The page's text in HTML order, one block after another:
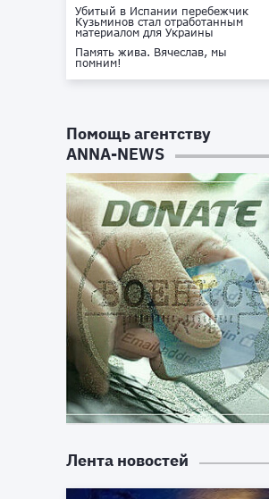
Убитый в Испании перебежчик
Кузьминов стал отработанным
материалом для Украины
Память жива. Вячеслав, мы
помним!
Не доставайся ты никому!
Помощь агентству
ANNA-NEWS
Лента новостей